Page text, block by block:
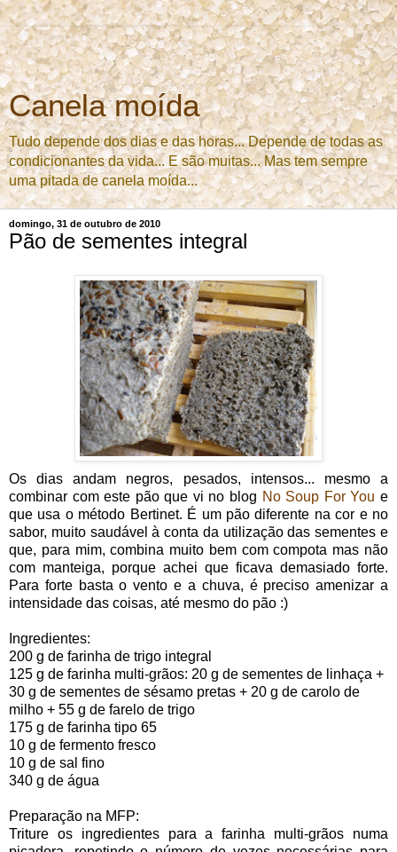
Canela moída
Tudo depende dos dias e das horas... Depende de todas as
condicionantes da vida... E são muitas... Mas tem sempre
uma pitada de canela moída...
domingo, 31 de outubro de 2010
Pão de sementes integral
Os dias andam negros, pesados, intensos... mesmo a
combinar com este pão que vi no blog No Soup For You e
que usa o método Bertinet. É um pão diferente na cor e no
sabor, muito saudável à conta da utilização das sementes e
que, para mim, combina muito bem com compota mas não
com manteiga, porque achei que ficava demasiado forte.
Para forte basta o vento e a chuva, é preciso amenizar a
intensidade das coisas, até mesmo do pão :)
Ingredientes:
200 g de farinha de trigo integral
125 g de farinha multi-grãos: 20 g de sementes de linhaça +
30 g de sementes de sésamo pretas + 20 g de carolo de
milho + 55 g de farelo de trigo
175 g de farinha tipo 65
10 g de fermento fresco
10 g de sal fino
340 g de água
Preparação na MFP:
Triture os ingredientes para a farinha multi-grãos numa